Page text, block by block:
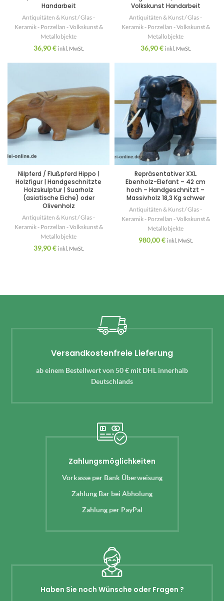
Handarbeit
Antiquitäten & Kunst / Glas -
Keramik - Porzellan - Volkskunst &
Metallobjekte
36,90€ inkl. MwSt.
Volkskunst Handarbeit
Antiquitäten & Kunst / Glas -
Keramik - Porzellan - Volkskunst &
Metallobjekte
36,90€ inkl. MwSt.
Nilpferd / Flußpferd Hippo |
Holzfigur | Handgeschnitzte
Holzskulptur | Suarholz
(asiatische Eiche) oder
Olivenholz
Antiquitäten & Kunst / Glas -
Keramik - Porzellan - Volkskunst &
Metallobjekte
39,90€ inkl. MwSt.
Repräsentativer XXL
Ebenholz-Elefant – 42 cm
hoch – Handgeschnitzt –
Massivholz 18,3 Kg schwer
Antiquitäten & Kunst / Glas -
Keramik - Porzellan - Volkskunst &
Metallobjekte
980,00€ inkl. MwSt.
Versandkostenfreie Lieferung
ab einem Bestellwert von 50 € mit DHL innerhalb
Deutschlands
Zahlungsmöglichkeiten
Vorkasse per Bank Überweisung
Zahlung Bar bei Abholung
Zahlung per PayPal
Haben Sie noch Wünsche oder Fragen ?